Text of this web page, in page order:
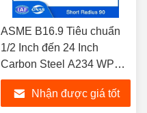
ASME B16.9 Tiêu chuẩn
1/2 Inch đến 24 Inch
Carbon Steel A234 WPB
Weld 90 Degree Short
Radius Elbows SCH 40
Nhận được giá tốt